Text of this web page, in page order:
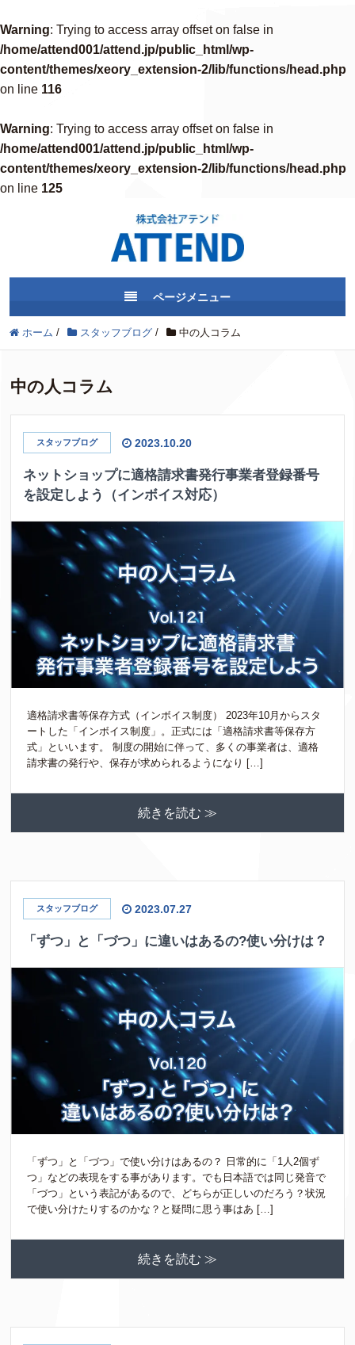
Warning: Trying to access array offset on false in
/home/attend001/attend.jp/public_html/wp-
content/themes/xeory_extension-2/lib/functions/head.php
on line 116
Warning: Trying to access array offset on false in
/home/attend001/attend.jp/public_html/wp-
content/themes/xeory_extension-2/lib/functions/head.php
on line 125
ページメニュー
ホーム / スタッフブログ / 中の人コラム
中の人コラム
スタッフブログ 2023.10.20
ネットショップに適格請求書発行事業者登録番号
を設定しよう（インボイス対応）
適格請求書等保存方式（インボイス制度） 2023年10月からスタ
ートした「インボイス制度」。正式には「適格請求書等保存方
式」といいます。 制度の開始に伴って、多くの事業者は、適格
請求書の発行や、保存が求められるようになり […]
続きを読む ≫
スタッフブログ 2023.07.27
「ずつ」と「づつ」に違いはあるの?使い分けは？
「ずつ」と「づつ」で使い分けはあるの？ 日常的に「1人2個ず
つ」などの表現をする事があります。でも日本語では同じ発音で
「づつ」という表記があるので、どちらが正しいのだろう？状況
で使い分けたりするのかな？と疑問に思う事はあ […]
続きを読む ≫